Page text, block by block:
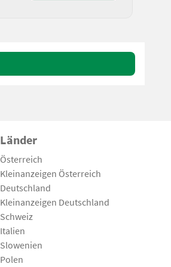
Länder
Österreich
Kleinanzeigen Österreich
Deutschland
Kleinanzeigen Deutschland
Schweiz
Italien
Slowenien
Polen